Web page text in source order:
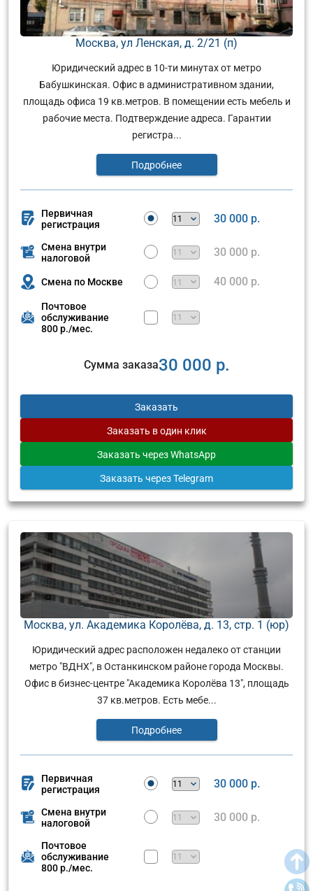
Москва, ул Ленская, д. 2/21 (п)
Юридический адрес в 10-ти минутах от метро
Бабушкинская. Офис в административном здании,
площадь офиса 19 кв.метров. В помещении есть мебель и
рабочие места. Подтверждение адреса. Гарантии
регистра...
Подробнее
Первичная
регистрация
30 000 р.
Смена внутри
налоговой
30 000 р.
Смена по Москве 40 000 р.
Почтовое
обслуживание
800 р./мес.
Сумма заказа30 000 р.
Заказать
Заказать в один клик
Заказать через WhatsApp
Заказать через Telegram
Москва, ул. Академика Королёва, д. 13, стр. 1 (юр)
Юридический адрес расположен недалеко от станции
метро "ВДНХ", в Останкинском районе города Москвы.
Офис в бизнес-центре "Академика Королёва 13", площадь
37 кв.метров. Есть мебе...
Подробнее
Первичная
регистрация
30 000 р.
Смена внутри
налоговой
30 000 р.
Почтовое
обслуживание
800 р./мес.